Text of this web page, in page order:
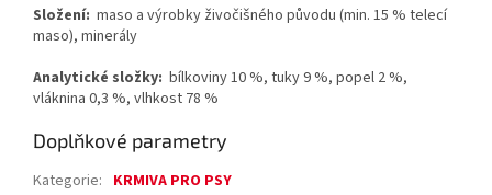
Složení: maso a výrobky živočišného původu (min. 15 % telecí
maso), minerály
Analytické složky: bílkoviny 10 %, tuky 9 %, popel 2 %,
vláknina 0,3 %, vlhkost 78 %
Doplňkové parametry
Kategorie: KRMIVA PRO PSY